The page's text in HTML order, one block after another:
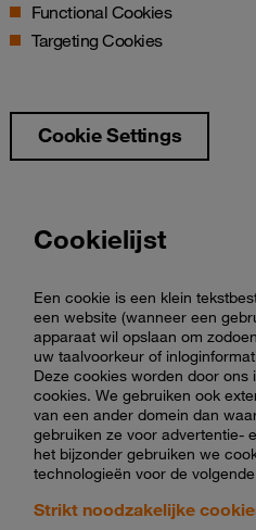
Functional Cookies
Targeting Cookies
Cookie Settings
Cookielijst
Een cookie is een klein
een website (wanneer een
apparaat wil opslaan om
uw taalvoorkeur of
Deze cookies worden door ons
cookies. We gebruiken ook
van een ander domein dan
gebruiken ze voor advertentie-
het bijzonder gebruiken we
technologieën voor de
Strikt noodzakelijke